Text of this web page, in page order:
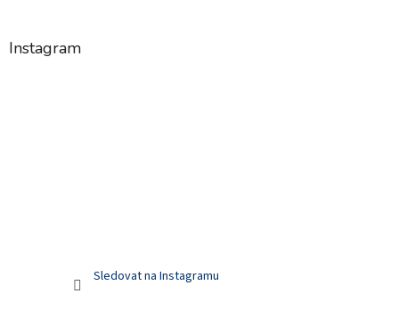
Instagram
Sledovat na Instagramu